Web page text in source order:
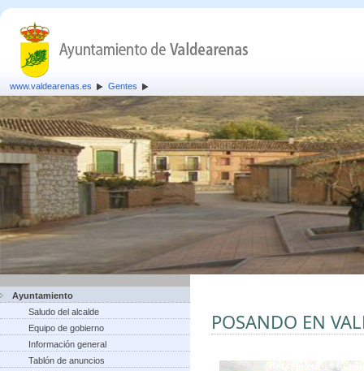
www.valdearenas.es Gentes
Ayuntamiento
Saludo del alcalde
Equipo de gobierno
Información general
Tablón de anuncios
POSANDO EN